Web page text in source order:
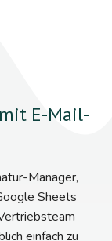
E-Mail-
Manager,
Sheets
einfach zu